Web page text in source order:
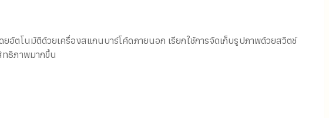
ตโนมัติด้วยเครื่องสแกนบาร์โค้ดภายนอก เรียกใช้การจัดเก็บรูปภาพด้วยสวิตช์
ทธิภาพมากขึ้น